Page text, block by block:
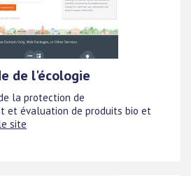
de l'écologie
la protection de
et évaluation de produits bio et
site